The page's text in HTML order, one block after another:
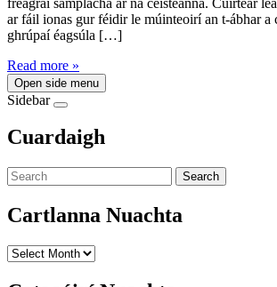
ar fáil ionas gur féidir le múinteoirí an t-ábhar
ghrúpaí éagsúla […]
Read more »
Open side menu
Sidebar
Cuardaigh
Search
Cartlanna Nuachta
Cartlanna